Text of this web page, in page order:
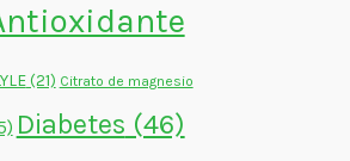
(21) Citrato de magnesio
Diabetes (46)